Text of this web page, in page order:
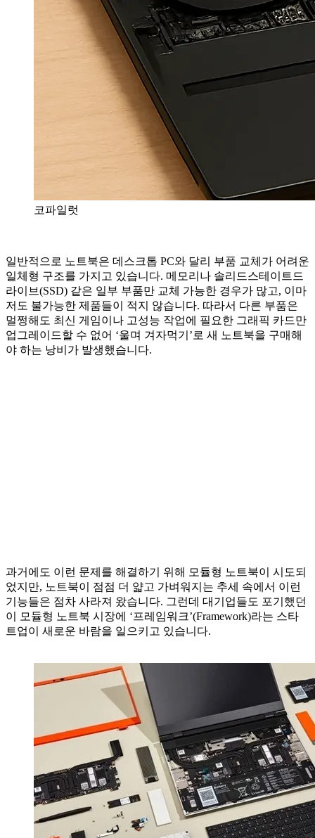
코파일럿
일반적으로 노트북은 데스크톱 PC와 달리 부품 교체가 어려운
일체형 구조를 가지고 있습니다. 메모리나 솔리드스테이트드
라이브(SSD) 같은 일부 부품만 교체 가능한 경우가 많고, 이마
저도 불가능한 제품들이 적지 않습니다. 따라서 다른 부품은
멀쩡해도 최신 게임이나 고성능 작업에 필요한 그래픽 카드만
업그레이드할 수 없어 ‘울며 겨자먹기’로 새 노트북을 구매해
야 하는 낭비가 발생했습니다.
과거에도 이런 문제를 해결하기 위해 모듈형 노트북이 시도되
었지만, 노트북이 점점 더 얇고 가벼워지는 추세 속에서 이런
기능들은 점차 사라져 왔습니다. 그런데 대기업들도 포기했던
이 모듈형 노트북 시장에 ‘프레임워크’(Framework)라는 스타
트업이 새로운 바람을 일으키고 있습니다.